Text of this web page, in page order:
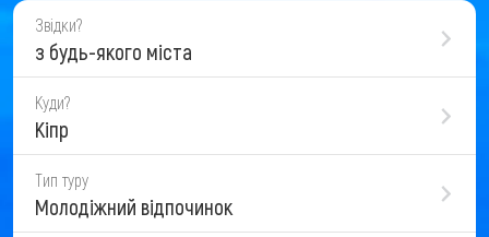
Звідки?
з будь-якого міста
Куди?
Кіпр
Тип туру
Молодіжний відпочинок